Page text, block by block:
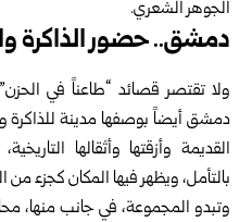
الجوهر الشعري.
دمشق.. حضور الذاكرة
ولا تقتصر قصائد “طاعناً في
دمشق أيضاً بوصفها مدينة للذاكرة
القديمة وأزقتها وأثقالها
بالتأمل، ويظهر فيها المكان كجزء
وتبدو المجموعة، في جانب منها،